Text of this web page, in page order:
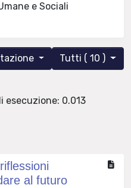
e Sociali
Tutti ( 10 )
esecuzione: 0.013
al futuro